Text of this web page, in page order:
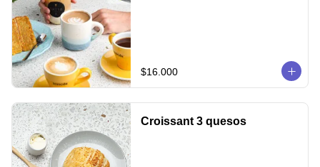
$16.000
Croissant 3 quesos